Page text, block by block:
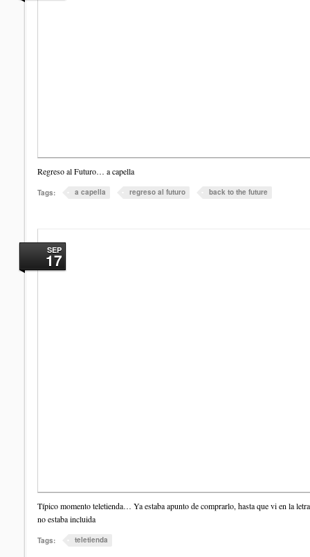
Regreso al Futuro… a capella
Tags: a capella regreso al futuro back to the future
SEP
17
Típico momento teletienda… Ya estaba apunto de comprarlo, hasta que vi en la
no estaba incluida
Tags: teletienda